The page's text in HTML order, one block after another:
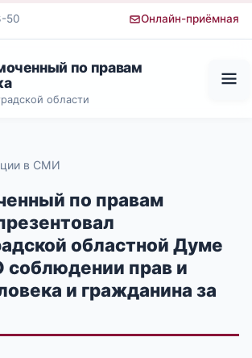
50 Онлайн-приёмная
по правам
области
в СМИ
по правам
областной Думе
прав и
и гражданина за